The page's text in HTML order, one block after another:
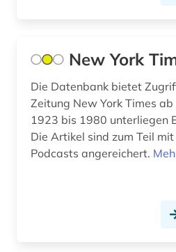
lausitz (1)
lauterbach <hessen> (1)
leipzig (2)
lettland (1)
New York
Die Datenbank bietet
Zeitung New York Times
1923 bis 1980 unterliegen
Die Artikel sind zum Teil
Podcasts angereichert.